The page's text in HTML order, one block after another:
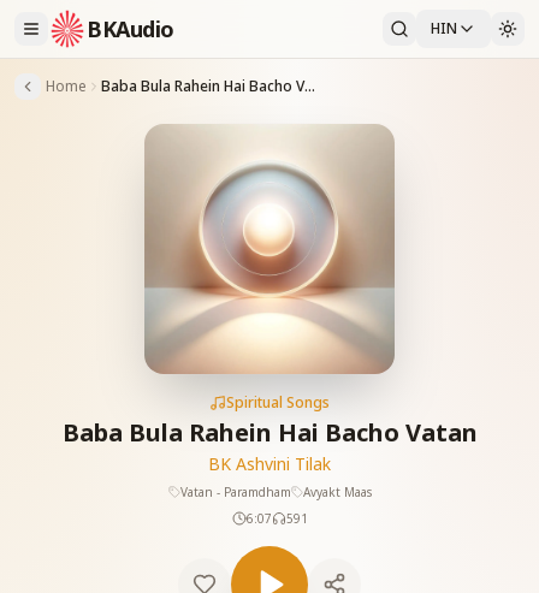
BKAudio HIN
Home Baba Bula Rahein Hai Bacho Vatan
Spiritual Songs
Baba Bula Rahein Hai Bacho Vatan
BK Ashvini Tilak
Vatan - Paramdham
Avyakt Maas
6:07
591